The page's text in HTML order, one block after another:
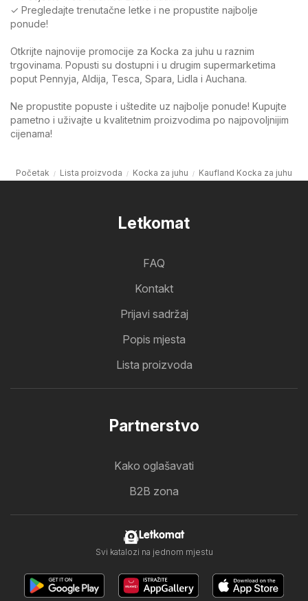
✓ Pregledajte trenutačne letke i ne propustite najbolje
ponude!
Otkrijte najnovije promocije za Kocka za juhu u raznim
trgovinama. Popusti su dostupni i u drugim supermarketima
poput Pennyja, Aldija, Tesca, Spara, Lidla i Auchana.
Ne propustite popuste i uštedite uz najbolje ponude! Kupujte
pametno i uživajte u kvalitetnim proizvodima po najpovoljnijim
cijenama!
Početak Lista proizvoda Kocka za juhu Kaufland Kocka za juhu
Letkomat
FAQ
Kontakt
Prijavi sadržaj
Popis mjesta
Lista proizvoda
Partnerstvo
Kako oglašavati
B2B zona
Letkomat
Svi katalozi na jednom mjestu